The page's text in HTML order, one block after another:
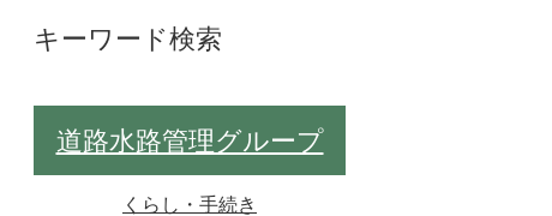
キーワード検索
道路水路管理グループ
くらし・手続き